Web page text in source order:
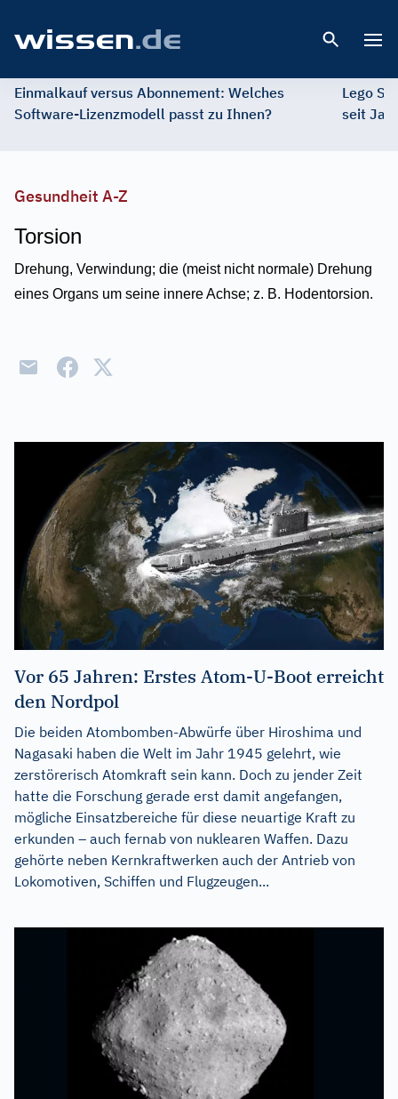
Einmalkauf versus Abonnement: Welches
Software-Lizenzmodell passt zu Ihnen?
Lego
seit
Gesundheit A-Z
Torsion
Drehung, Verwindung; die (meist nicht normale) Drehung
eines Organs um seine innere Achse; z. B. Hodentorsion.
Vor 65 Jahren: Erstes Atom-U-Boot erreicht
den Nordpol
Die beiden Atombomben-Abwürfe über Hiroshima und
Nagasaki haben die Welt im Jahr 1945 gelehrt, wie
zerstörerisch Atomkraft sein kann. Doch zu jender Zeit
hatte die Forschung gerade erst damit angefangen,
mögliche Einsatzbereiche für diese neuartige Kraft zu
erkunden – auch fernab von nuklearen Waffen. Dazu
gehörte neben Kernkraftwerken auch der Antrieb von
Lokomotiven, Schiffen und Flugzeugen...